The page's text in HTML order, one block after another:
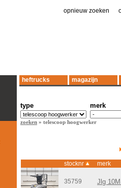
opnieuw zoeken
heftrucks magazijn
type merk
zoeken » telescoop hoogwerker
stocknr merk
35759 Jlg